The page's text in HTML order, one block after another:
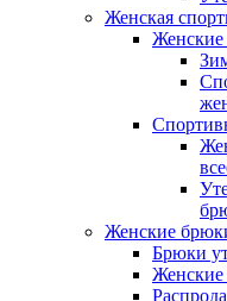
Женская
Женские
Брюки
Женские